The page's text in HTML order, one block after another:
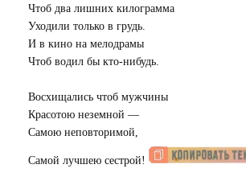
Чтоб два лишних килограмма
Уходили только в грудь.
И в кино на мелодрамы
Чтоб водил бы кто-нибудь.
Восхищались чтоб мужчины
Красотою неземной —
Самою неповторимой,
Самой лучшею сестрой!